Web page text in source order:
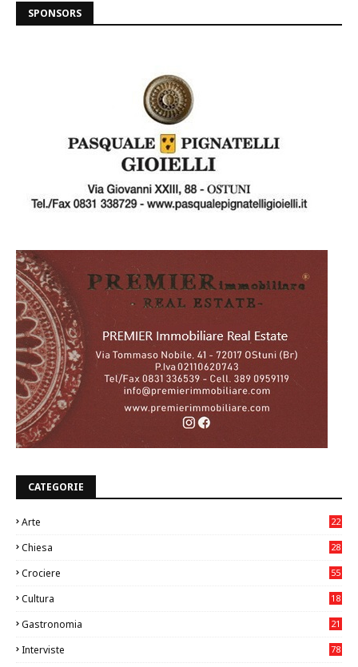
SPONSORS
CATEGORIE
Arte
22
Chiesa
28
Crociere 55
Cultura
18
Gastronomia
21
Interviste 78